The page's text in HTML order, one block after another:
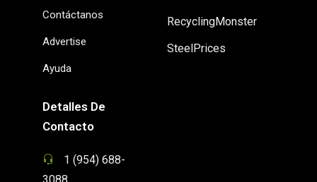
Contáctanos
Advertise
Ayuda
RecyclingMonster
SteelPrices
Detalles De
Contacto
1 (954) 688-